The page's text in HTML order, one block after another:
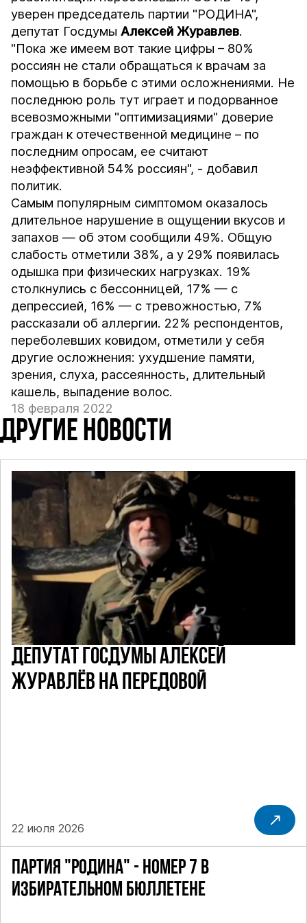
уверен председатель партии "РОДИНА",
депутат ГосдумыАлексей Журавлев.
"Пока же имеем вот такие цифры – 80%
россиян не стали обращаться к врачам за
помощью в борьбе с этими осложнениями. Не
последнюю роль тут играет и подорванное
всевозможными "оптимизациями" доверие
граждан к отечественной медицине – по
последним опросам, ее считают
неэффективной 54% россиян", - добавил
политик.
Самым популярным симптомом оказалось
длительное нарушение в ощущении вкусов и
запахов — об этом сообщили 49%. Общую
слабость отметили 38%, а у 29% появилась
одышка при физических нагрузках. 19%
столкнулись с бессонницей, 17% — с
депрессией, 16% — с тревожностью, 7%
рассказали об аллергии. 22% респондентов,
переболевших ковидом, отметили у себя
другие осложнения: ухудшение памяти,
зрения, слуха, рассеянность, длительный
кашель, выпадение волос.
18 февраля 2022
ДРУГИЕ НОВОСТИ
ПАРТИЯ "РОДИНА" - НОМЕР 7 В
ИЗБИРАТЕЛЬНОМ БЮЛЛЕТЕНЕ
ДЕПУТАТ ГОСДУМЫ АЛЕКСЕЙ
ЖУРАВЛЁВ НА ПЕРЕДОВОЙ
22 июля 2026